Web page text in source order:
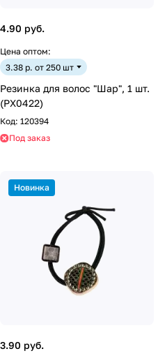
4.90 руб.
Цена оптом:
3.38 р. от 250 шт
Резинка для волос "Шар", 1 шт.
(PX0422)
Код: 120394
Под заказ
Новинка
3.90 руб.